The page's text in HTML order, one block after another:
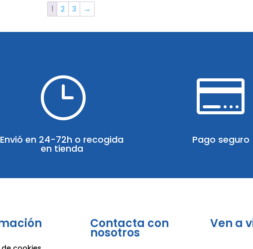
1 2 3 →
}
Envió en 24-72h o recogida
en tienda

Pago seguro
Contacta con
nosotros
Ven a